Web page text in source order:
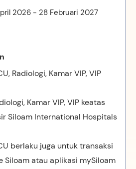
2026 - 28 Februari 2027
Radiologi, Kamar VIP, VIP
Kamar VIP, VIP keatas
Siloam International Hospitals
berlaku juga untuk transaksi
Siloam atau aplikasi mySiloam